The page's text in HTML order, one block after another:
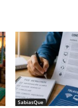
SabiasQue